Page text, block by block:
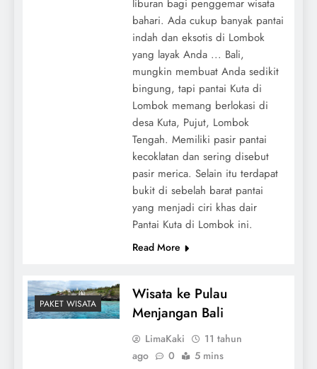
liburan bagi penggemar wisata
bahari. Ada cukup banyak pantai
indah dan eksotis di Lombok
yang layak Anda ... Bali,
mungkin membuat Anda sedikit
bingung, tapi pantai Kuta di
Lombok memang berlokasi di
desa Kuta, Pujut, Lombok
Tengah. Memiliki pasir pantai
kecoklatan dan sering disebut
pasir merica. Selain itu terdapat
bukit di sebelah barat pantai
yang menjadi ciri khas dair
Pantai Kuta di Lombok ini.
Read More
PAKET WISATA
Wisata ke Pulau
Menjangan Bali
LimaKaki
11 tahun
ago
0 5 mins